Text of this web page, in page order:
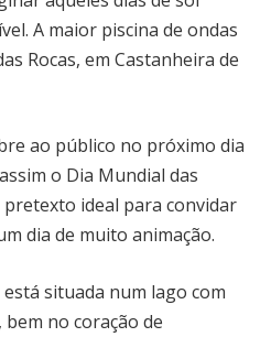
A maior piscina de ondas
Rocas, em Castanheira de
ao público no próximo dia
o Dia Mundial das
ideal para convidar
dia de muito animação.
está situada num lago com
no coração de